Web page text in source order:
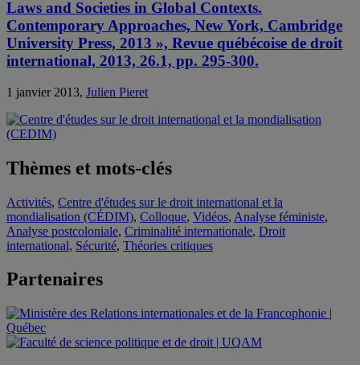
Laws and Societies in Global Contexts.
Contemporary Approaches, New York, Cambridge
University Press, 2013 », Revue québécoise de droit
international, 2013, 26.1, pp. 295-300.
1 janvier 2013, Julien Pieret
Thèmes et mots-clés
Activités, Centre d'études sur le droit international et la
mondialisation (CÉDIM), Colloque, Vidéos, Analyse féministe,
Analyse postcoloniale, Criminalité internationale, Droit
international, Sécurité, Théories critiques
Partenaires